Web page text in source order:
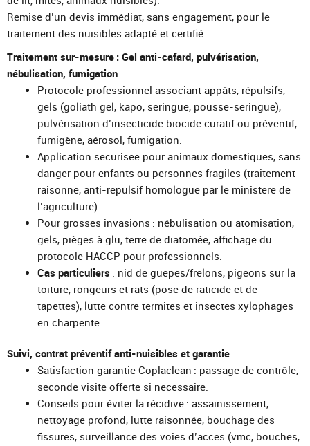
Remise d’un devis immédiat, sans engagement, pour le
traitement des nuisibles adapté et certifié.
Traitement sur-mesure : Gel anti-cafard, pulvérisation,
nébulisation, fumigation
Protocole professionnel associant appâts, répulsifs,
gels (goliath gel, kapo, seringue, pousse-seringue),
pulvérisation d’insecticide biocide curatif ou préventif,
fumigène, aérosol, fumigation.
Application sécurisée pour animaux domestiques, sans
danger pour enfants ou personnes fragiles (traitement
raisonné, anti-répulsif homologué par le ministère de
l’agriculture).
Pour grosses invasions : nébulisation ou atomisation,
gels, pièges à glu, terre de diatomée, affichage du
protocole HACCP pour professionnels.
Cas particuliers : nid de guêpes/frelons, pigeons sur la
toiture, rongeurs et rats (pose de raticide et de
tapettes), lutte contre termites et insectes xylophages
en charpente.
Suivi, contrat préventif anti-nuisibles et garantie
Satisfaction garantie Coplaclean : passage de contrôle,
seconde visite offerte si nécessaire.
Conseils pour éviter la récidive : assainissement,
nettoyage profond, lutte raisonnée, bouchage des
fissures, surveillance des voies d’accès (vmc, bouches,